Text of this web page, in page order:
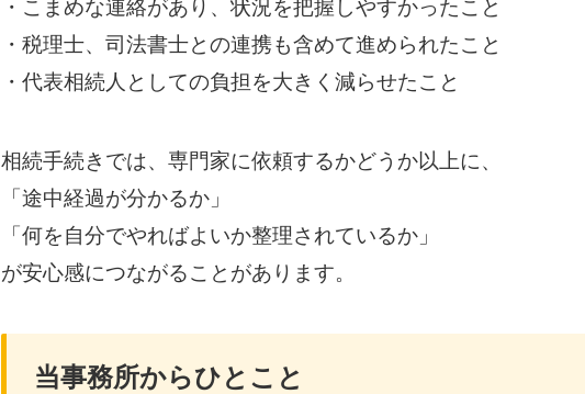
・こまめな連絡があり、状況を把握しやすかったこと
・税理士、司法書士との連携も含めて進められたこと
・代表相続人としての負担を大きく減らせたこと
相続手続きでは、専門家に依頼するかどうか以上に、
「途中経過が分かるか」
「何を自分でやればよいか整理されているか」
が安心感につながることがあります。
当事務所からひとこと